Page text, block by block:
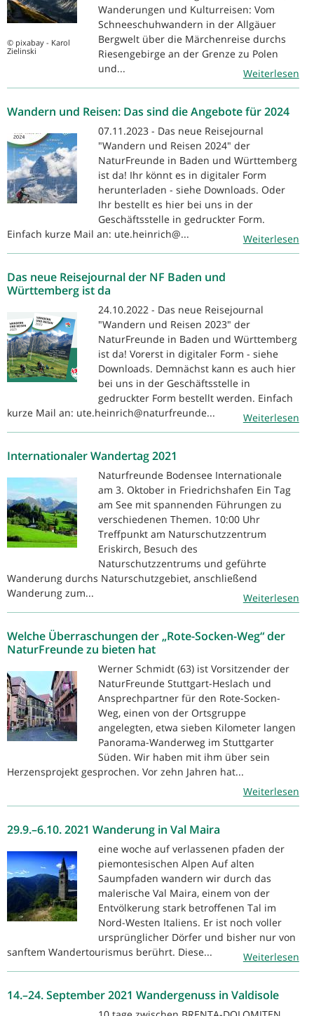
© pixabay - Karol
Zielinski
Wanderungen und Kulturreisen: Vom
Schneeschuhwandern in der Allgäuer
Bergwelt über die Märchenreise durchs
Riesengebirge an der Grenze zu Polen
und...
Weiterlesen
Wandern und Reisen: Das sind die Angebote für 2024
07.11.2023 - Das neue Reisejournal
"Wandern und Reisen 2024" der
NaturFreunde in Baden und Württemberg
ist da! Ihr könnt es in digitaler Form
herunterladen - siehe Downloads. Oder
Ihr bestellt es hier bei uns in der
Geschäftsstelle in gedruckter Form.
Einfach kurze Mail an: ute.heinrich@...
Weiterlesen
Das neue Reisejournal der NF Baden und
Württemberg ist da
24.10.2022 - Das neue Reisejournal
"Wandern und Reisen 2023" der
NaturFreunde in Baden und Württemberg
ist da! Vorerst in digitaler Form - siehe
Downloads. Demnächst kann es auch hier
bei uns in der Geschäftsstelle in
gedruckter Form bestellt werden. Einfach
kurze Mail an: ute.heinrich@naturfreunde...
Weiterlesen
Internationaler Wandertag 2021
Naturfreunde Bodensee Internationale
am 3. Oktober in Friedrichshafen Ein Tag
am See mit spannenden Führungen zu
verschiedenen Themen. 10:00 Uhr
Treffpunkt am Naturschutzzentrum
Eriskirch, Besuch des
Naturschutzzentrums und geführte
Wanderung durchs Naturschutzgebiet, anschließend
Wanderung zum...
Weiterlesen
Welche Überraschungen der „Rote-Socken-Weg“ der
NaturFreunde zu bieten hat
Werner Schmidt (63) ist Vorsitzender der
NaturFreunde Stuttgart-Heslach und
Ansprechpartner für den Rote-Socken-
Weg, einen von der Ortsgruppe
angelegten, etwa sieben Kilometer langen
Panorama-Wanderweg im Stuttgarter
Süden. Wir haben mit ihm über sein
Herzensprojekt gesprochen. Vor zehn Jahren hat...
Weiterlesen
29.9.–6.10. 2021 Wanderung in Val Maira
eine woche auf verlassenen pfaden der
piemontesischen Alpen Auf alten
Saumpfaden wandern wir durch das
malerische Val Maira, einem von der
Entvölkerung stark betroffenen Tal im
Nord-Westen Italiens. Er ist noch voller
ursprünglicher Dörfer und bisher nur von
sanftem Wandertourismus berührt. Diese...
Weiterlesen
14.–24. September 2021 Wandergenuss in Valdisole